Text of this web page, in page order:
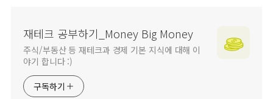
재테크 공부하기_Money Big Money
주식/부동산 등 재테크과 경제 기본 지식에 대해 이
야기 합니다 :)
구독하기